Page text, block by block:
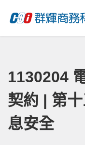
1130204
契約 | 第
息安全